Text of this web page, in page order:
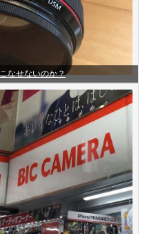
なせないのか？